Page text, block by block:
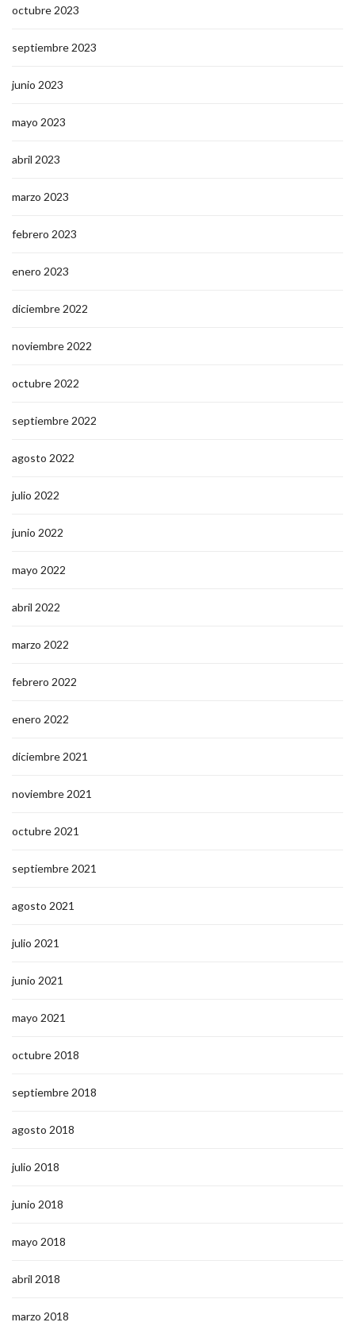
octubre 2023
septiembre 2023
junio 2023
mayo 2023
abril 2023
marzo 2023
febrero 2023
enero 2023
diciembre 2022
noviembre 2022
octubre 2022
septiembre 2022
agosto 2022
julio 2022
junio 2022
mayo 2022
abril 2022
marzo 2022
febrero 2022
enero 2022
diciembre 2021
noviembre 2021
octubre 2021
septiembre 2021
agosto 2021
julio 2021
junio 2021
mayo 2021
octubre 2018
septiembre 2018
agosto 2018
julio 2018
junio 2018
mayo 2018
abril 2018
marzo 2018